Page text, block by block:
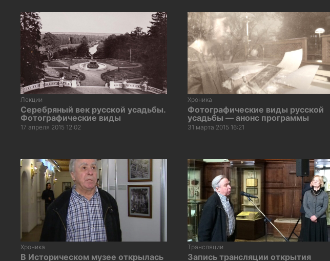
Лекции
Серебряный век русской усадьбы.
Фотографические виды
17 апреля 2015 12:02
Хроника
Фотографические виды русской
усадьбы — анонс программы
31 марта 2015 16:21
Хроника
В Историческом музее открылась
Трансляции
Запись трансляции открытия